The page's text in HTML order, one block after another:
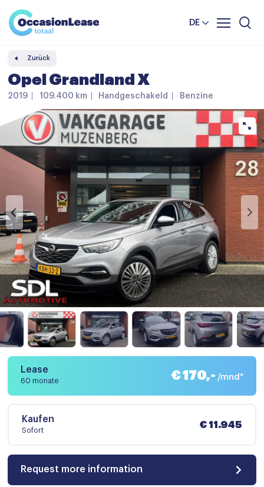
DE
Unternehmer
Nachrichten und tipps
Häufig gestellte Fragen
Komparator
Zurück
Opel Grandland X
2019 109.400 km Handgeschakeld Benzine
Lease
60 monate € 170,- /mnd*
Kaufen
Sofort
€ 11.945
Request more information